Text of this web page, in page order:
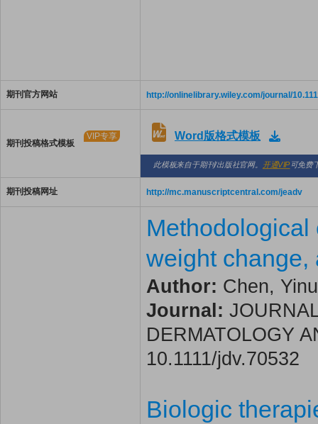
期刊官方网站 http://onlinelibrary.wiley.com/journal/
期刊投稿格式模板
VIP专享 Word版格式模板
此模板来自于期刊/出版社官网。 开通VIP可免费
期刊投稿网址 http://mc.manuscriptcentral.com/jeadv
weight change,
Author: Chen,
Journal:
DERMATOLOGY
10.1111/jdv.70532
Biologic